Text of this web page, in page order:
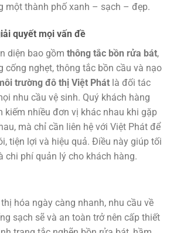
một thành phố xanh – sạch – đẹp.
quyết mọi vấn đề
diện bao gồm thông tắc bồn rửa bát,
cống nghẹt, thông tắc bồn cầu và nạo
trường đô thị Việt Phát là đối tác
nhu cầu vệ sinh. Quý khách hàng
kiếm nhiều đơn vị khác nhau khi gặp
mà chỉ cần liên hệ với Việt Phát để
tiện lợi và hiệu quả. Điều này giúp tối
chi phí quản lý cho khách hàng.
hóa ngày càng nhanh, nhu cầu về
sạch sẽ và an toàn trở nên cấp thiết